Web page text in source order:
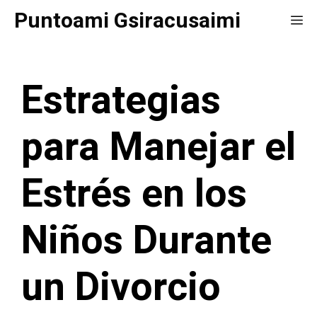
SaltarPuntoami Gsiracusaimi
Estrategias
para Manejar el
Estrés en los
Niños Durante
un Divorcio